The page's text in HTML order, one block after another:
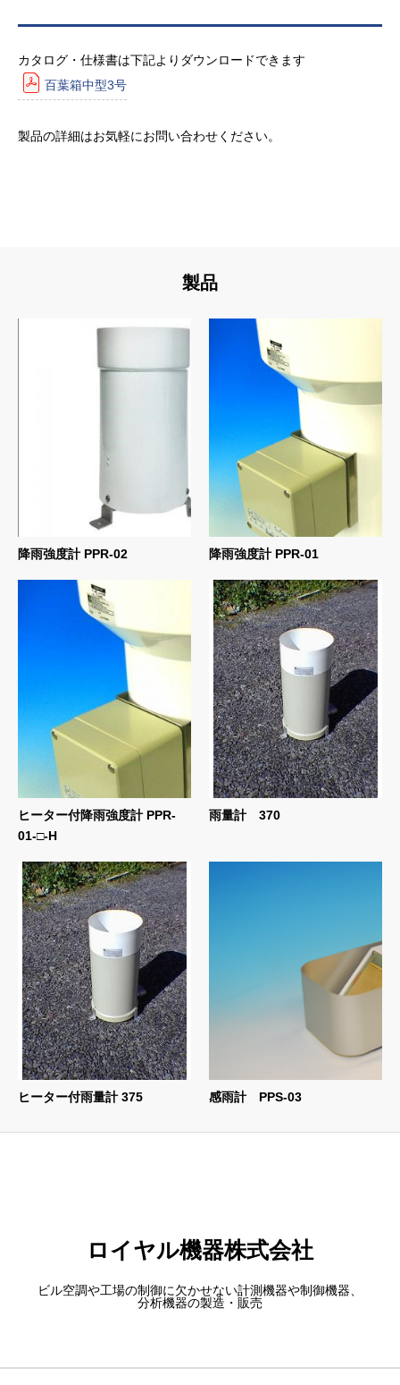
カタログ・仕様書は下記よりダウンロードできます
百葉箱中型3号
製品の詳細はお気軽にお問い合わせください。
製品
降雨強度計 PPR-02 降雨強度計 PPR-01
ヒーター付降雨強度計 PPR-
01-□-H
雨量計 370
ヒーター付雨量計 375 感雨計 PPS-03
ロイヤル機器株式会社
ビル空調や工場の制御に欠かせない計測機器や制御機器、
分析機器の製造・販売